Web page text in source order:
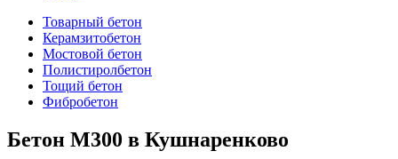
Товарный бетон
Керамзитобетон
Мостовой бетон
Полистиролбетон
Тощий бетон
Фибробетон
Бетон М300 в Кушнаренково